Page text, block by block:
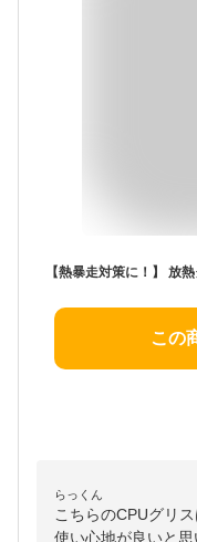
この
らっくん
こちらのCPUグリ
使い心地が良いと